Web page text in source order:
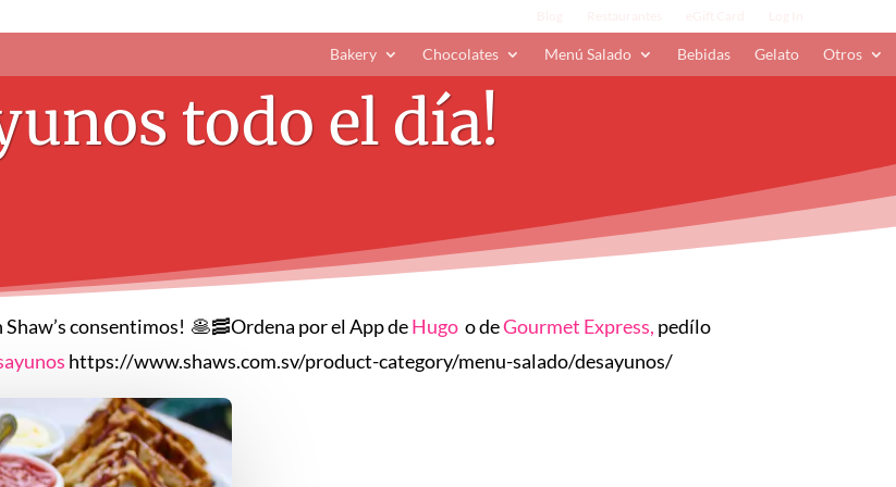
Bakery Chocolates Menú Salado Bebidas Gelato Otros
todo el día!
consentimos! 🥞🥓Ordena por el App deHugo o deGourmet Express, pedílo
https://www.shaws.com.sv/product-category/menu-salado/desayunos/